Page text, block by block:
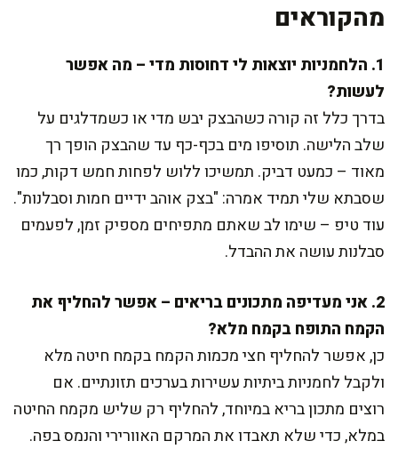
מהקוראים
1. הלחמניות יוצאות לי דחוסות מדי – מה אפשר
לעשות?
בדרך כלל זה קורה כשהבצק יבש מדי או כשמדלגים על
שלב הלישה. תוסיפו מים בכף-כף עד שהבצק הופך רך
מאוד – כמעט דביק. תמשיכו ללוש לפחות חמש דקות, כמו
שסבתא שלי תמיד אמרה: "בצק אוהב ידיים חמות וסבלנות".
עוד טיפ – שימו לב שאתם מתפיחים מספיק זמן, לפעמים
סבלנות עושה את ההבדל.
2. אני מעדיפה מתכונים בריאים – אפשר להחליף את
הקמח התופח בקמח מלא?
כן, אפשר להחליף חצי מכמות הקמח בקמח חיטה מלא
ולקבל לחמניות ביתיות עשירות בערכים תזונתיים. אם
רוצים מתכון בריא במיוחד, להחליף רק שליש מקמח החיטה
במלא, כדי שלא תאבדו את המרקם האוורירי והנמס בפה.